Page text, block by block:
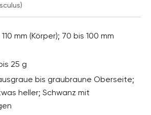
mm (Körper); 70 bis 100 mm
25 g
bis graubraune Oberseite;
heller; Schwanz mit